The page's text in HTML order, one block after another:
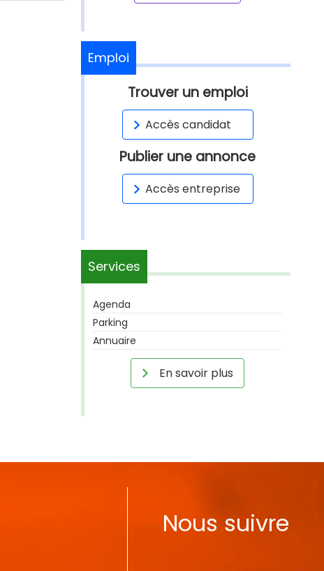
Emploi
Trouver un emploi
Accès candidat
Publier une annonce
Accès entreprise
Services
Agenda
Parking
Annuaire
En savoir plus
Nous suivre